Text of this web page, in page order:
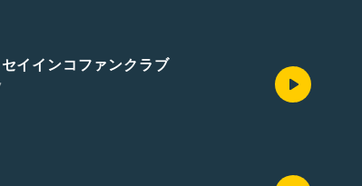
イインコファンクラブ